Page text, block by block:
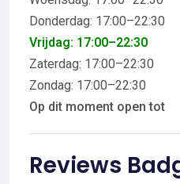
Donderdag: 17:00–22:30
Vrijdag: 17:00–22:30
Zaterdag: 17:00–22:30
Zondag: 17:00–22:30
Op dit moment open tot
Reviews